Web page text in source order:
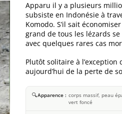
Apparu il y a plusieurs
subsiste en Indonésie à
Komodo. S’il sait
grand de tous les lézards
avec quelques rares cas
Plutôt solitaire à
aujourd’hui de la perte de
🔍Apparence
corps massif, peau
vert foncé